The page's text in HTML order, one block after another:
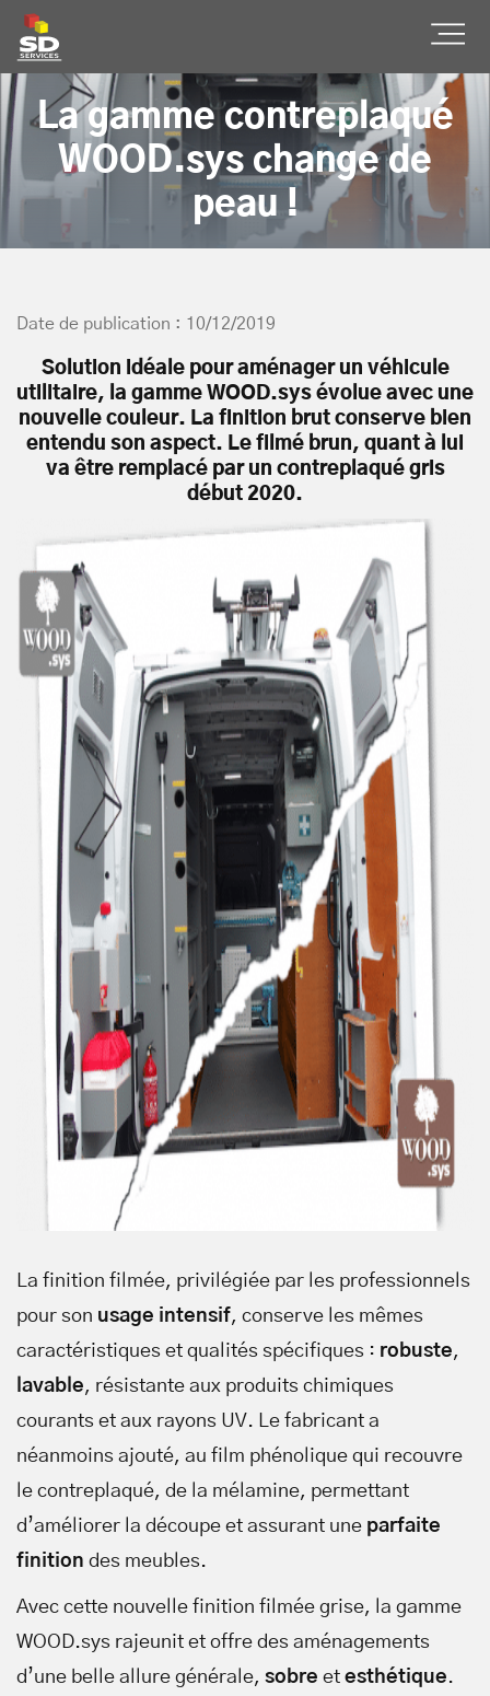
SD Services
La gamme contreplaqué
WOOD.sys change de
peau !
Date de publication : 10/12/2019
Solution idéale pour aménager un véhicule
utilitaire, la gamme WOOD.sys évolue avec une
nouvelle couleur. La finition brut conserve bien
entendu son aspect. Le filmé brun, quant à lui
va être remplacé par un contreplaqué gris
début 2020.
La finition filmée, privilégiée par les professionnels
pour son usage intensif, conserve les mêmes
caractéristiques et qualités spécifiques : robuste,
lavable, résistante aux produits chimiques
courants et aux rayons UV. Le fabricant a
néanmoins ajouté, au film phénolique qui recouvre
le contreplaqué, de la mélamine, permettant
d’améliorer la découpe et assurant une parfaite
finition des meubles.
Avec cette nouvelle finition filmée grise, la gamme
WOOD.sys rajeunit et offre des aménagements
d’une belle allure générale, sobre et esthétique.